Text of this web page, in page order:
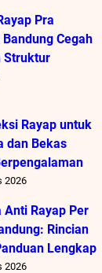
Pra
Cegah
Struktur
Rayap untuk
dan Bekas
2026
Anti Rayap Per
Rincian
Lengkap
2026